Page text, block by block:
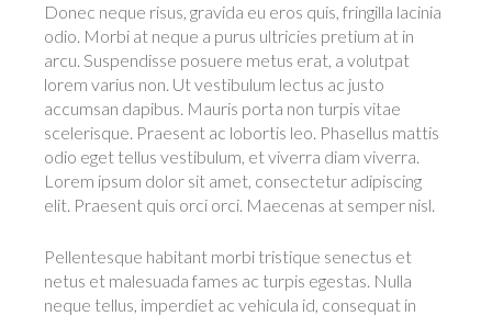
Donec neque risus, gravida eu eros quis, fringilla lacinia
odio. Morbi at neque a purus ultricies pretium at in
arcu. Suspendisse posuere metus erat, a volutpat
lorem varius non. Ut vestibulum lectus ac justo
accumsan dapibus. Mauris porta non turpis vitae
scelerisque. Praesent ac lobortis leo. Phasellus mattis
odio eget tellus vestibulum, et viverra diam viverra.
Lorem ipsum dolor sit amet, consectetur adipiscing
elit. Praesent quis orci orci. Maecenas at semper nisl.
Pellentesque habitant morbi tristique senectus et
netus et malesuada fames ac turpis egestas. Nulla
neque tellus, imperdiet ac vehicula id, consequat in